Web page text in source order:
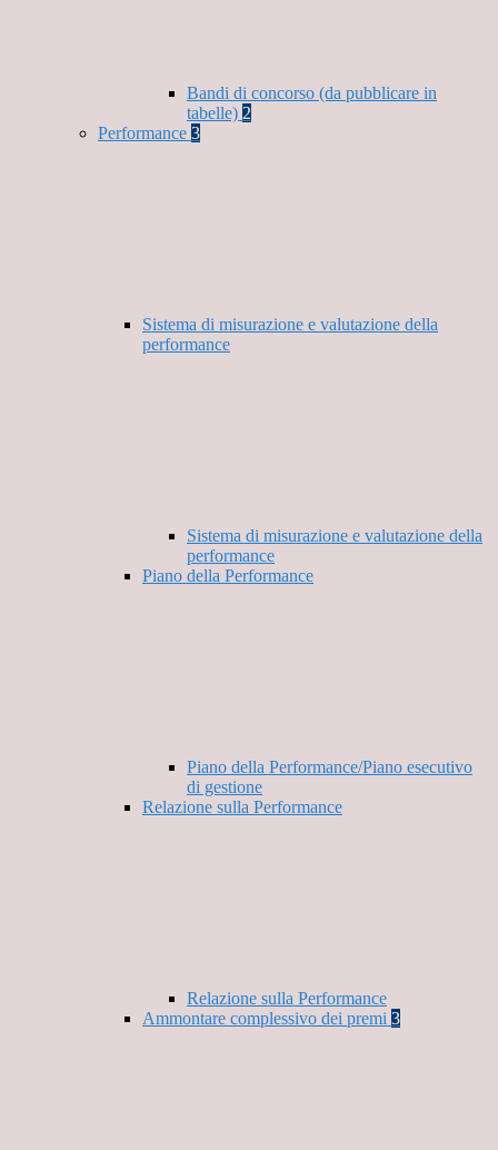
Bandi di concorso (da pubblicare in
tabelle) 2
Performance 3
Sistema di misurazione e valutazione della
performance
Sistema di misurazione e valutazione della
performance
Piano della Performance
Piano della Performance/Piano esecutivo
di gestione
Relazione sulla Performance
Relazione sulla Performance
Ammontare complessivo dei premi 3